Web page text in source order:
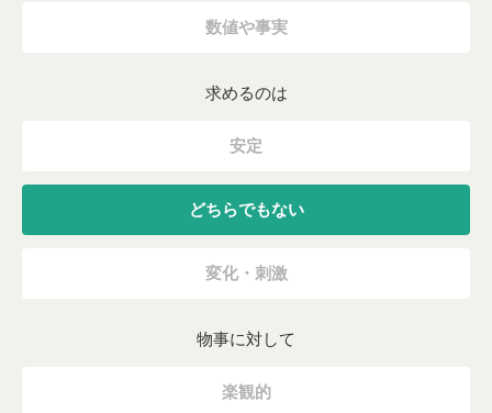
数値や事実
求めるのは
安定
どちらでもない
変化・刺激
物事に対して
楽観的